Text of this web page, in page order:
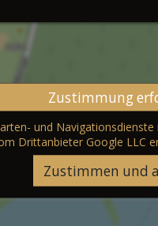
Zustimmung
und
Drittanbieter Google LLC
Zustimmen und